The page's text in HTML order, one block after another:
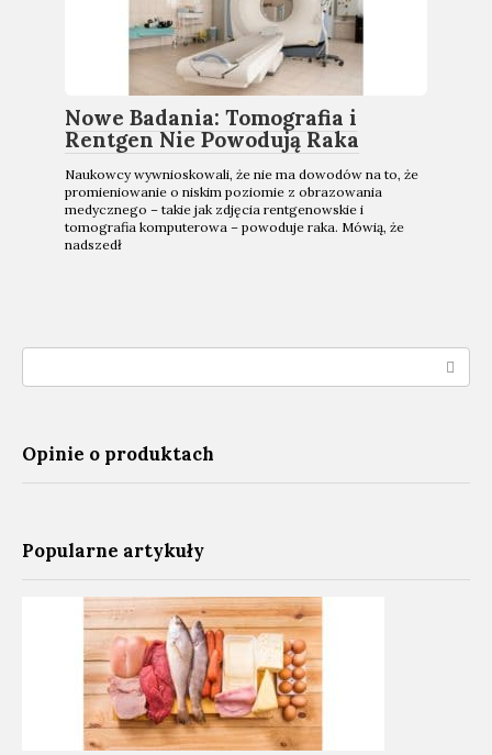
Nowe Badania: Tomografia i
Rentgen Nie Powodują Raka
Naukowcy wywnioskowali, że nie ma dowodów na to, że
promieniowanie o niskim poziomie z obrazowania
medycznego – takie jak zdjęcia rentgenowskie i
tomografia komputerowa – powoduje raka. Mówią, że
nadszedł
Opinie o produktach
Popularne artykuły